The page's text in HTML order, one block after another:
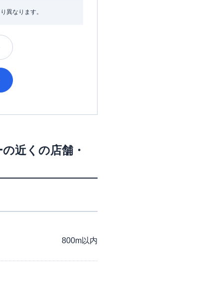
異なります。
の近くの店舗・
800m以内